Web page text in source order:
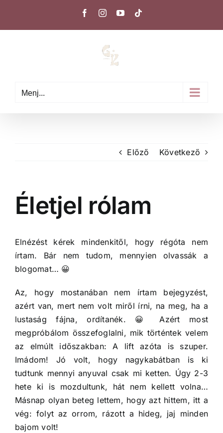
FacebookInstagramYouTube
Menj...
Előző Következő
Életjel rólam
Elnézést kérek mindenkitől, hogy régóta nem
írtam. Bár nem tudom, mennyien olvassák a
blogomat… 😀
Az, hogy mostanában nem írtam bejegyzést,
azért van, mert nem volt miről írni, na meg, ha a
lustaság fájna, ordítanék. 😀 Azért most
megpróbálom összefoglalni, mik történtek velem
az elmúlt időszakban: A lift azóta is szuper.
Imádom! Jó volt, hogy nagykabátban is ki
tudtunk mennyi anyuval csak mi ketten. Úgy 2-3
hete ki is mozdultunk, hát nem kellett volna…
Másnap olyan beteg lettem, hogy azt hittem, itt a
vég: folyt az orrom, rázott a hideg, jaj minden
bajom volt!